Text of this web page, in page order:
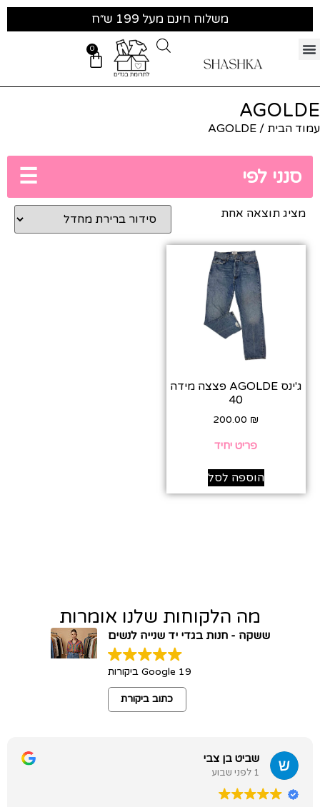
משלוח חינם מעל 199 ש״ח
0
AGOLDE
עמוד הבית / AGOLDE
סנני לפי ☰
מציג תוצאה אחת
ג'ינס AGOLDE פצצה מידה
40
200.00 ₪
פריט יחיד
הוספה לסל
מה הלקוחות שלנו אומרות
ששקה - חנות בגדי יד שנייה לנשים
19 Google ביקורות
כתוב ביקורת
שביט בן צבי
1 לפני שבוע